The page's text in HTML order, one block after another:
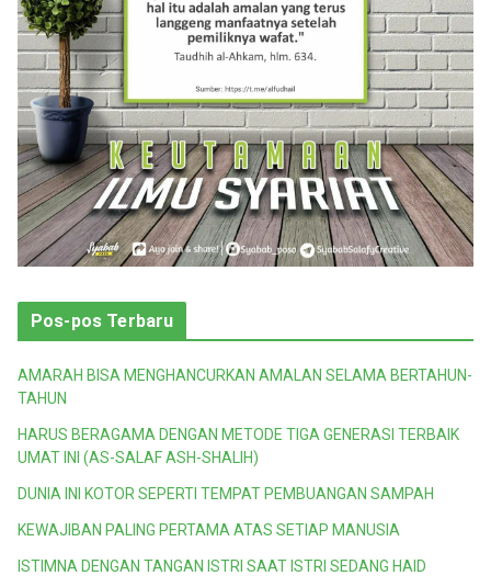
Pos-pos Terbaru
AMARAH BISA MENGHANCURKAN AMALAN SELAMA BERTAHUN-
TAHUN
HARUS BERAGAMA DENGAN METODE TIGA GENERASI TERBAIK
UMAT INI (AS-SALAF ASH-SHALIH)
DUNIA INI KOTOR SEPERTI TEMPAT PEMBUANGAN SAMPAH
KEWAJIBAN PALING PERTAMA ATAS SETIAP MANUSIA
ISTIMNA DENGAN TANGAN ISTRI SAAT ISTRI SEDANG HAID